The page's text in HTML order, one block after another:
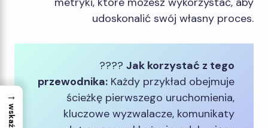
udoskonalić swój własny proces.
???? Jak korzystać z tego
przewodnika: Każdy przykład obejmuje
ścieżkę pierwszego uruchomienia,
kluczowe wyzwalacze, komunikaty
→